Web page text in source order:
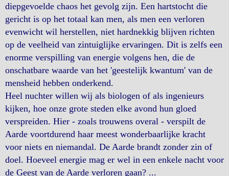
diepgevoelde chaos het gevolg zijn. Een hartstocht die
gericht is op het totaal kan men, als men een verloren
evenwicht wil herstellen, niet hardnekkig blijven richten
op de veelheid van zintuiglijke ervaringen. Dit is zelfs een
enorme verspilling van energie volgens hen, die de
onschatbare waarde van het 'geestelijk kwantum' van de
mensheid hebben onderkend.
Heel nuchter willen wij als biologen of als ingenieurs
kijken, hoe onze grote steden elke avond hun gloed
verspreiden. Hier - zoals trouwens overal - verspilt de
Aarde voortdurend haar meest wonderbaarlijke kracht
voor niets en niemandal. De Aarde brandt zonder zin of
doel. Hoeveel energie mag er wel in een enkele nacht voor
de Geest van de Aarde verloren gaan? ...